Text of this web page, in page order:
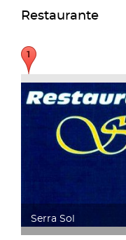
Restaurante
Serra Sol